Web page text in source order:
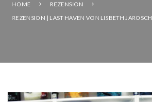
HOME
REZENSION
REZENSION | LAST HAVEN VON LISBETH JAROSCH